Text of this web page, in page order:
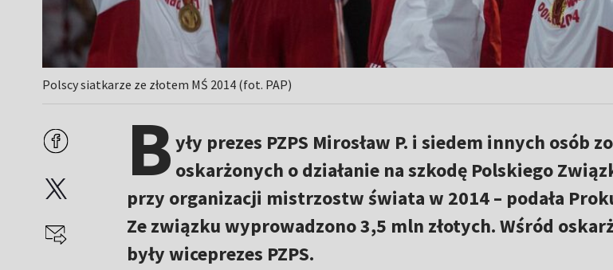
Polscy siatkarze ze złotem MŚ 2014 (fot. PAP)
Były prezes PZPS Mirosław P. i siedem innych osób
oskarżonych o działanie na szkodę Polskiego
przy organizacji mistrzostw świata w 2014 – podała
Ze związku wyprowadzono 3,5 mln złotych. Wśród
były wiceprezes PZPS.